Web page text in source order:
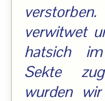
verwitwet
hatsich
Sekte
wurden